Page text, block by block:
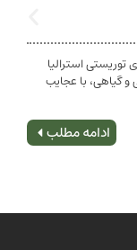
تابعیت و اخذ
شخص به دولت